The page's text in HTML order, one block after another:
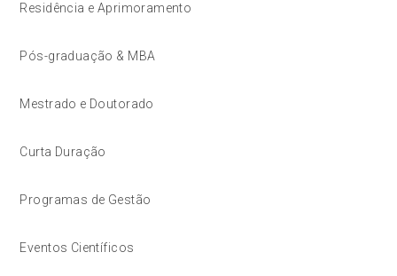
Residência e Aprimoramento
Pós-graduação & MBA
Mestrado e Doutorado
Curta Duração
Programas de Gestão
Eventos Científicos